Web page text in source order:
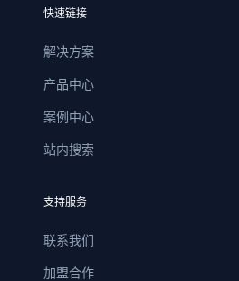
快速链接
解决方案
产品中心
案例中心
站内搜索
支持服务
联系我们
加盟合作